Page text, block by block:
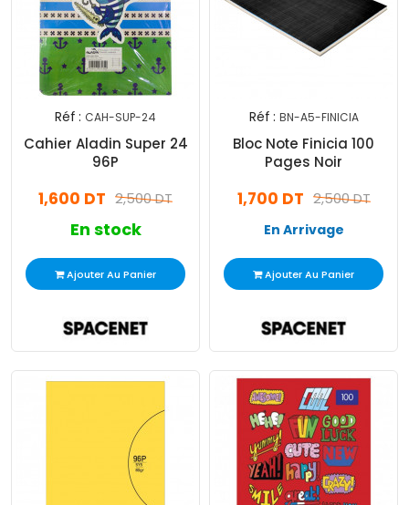
Réf : CAH-SUP-24
Cahier Aladin Super 24
96P
2,500 DT
1,600 DT
En stock
Ajouter Au Panier
Réf : BN-A5-FINICIA
Bloc Note Finicia 100
Pages Noir
2,500 DT
1,700 DT
En Arrivage
Ajouter Au Panier